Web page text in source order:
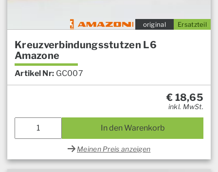
Ersatzteil
original
Kreuzverbindungsstutzen L6
Amazone
Artikel Nr: GC007
€ 18,65
inkl. MwSt.
In den Warenkorb
Meinen Preis anzeigen